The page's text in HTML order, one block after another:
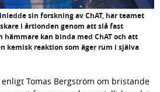
sin forskning av ChAT, har teamet
i årtionden genom att slå fast
hämmare kan binda med ChAT och att
kemisk reaktion som äger rum i själva
Tomas Bergström om bristande